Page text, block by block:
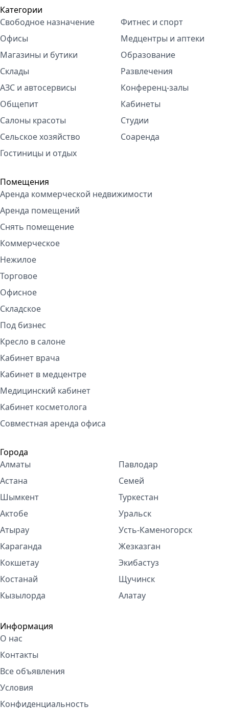
Категории
Свободное назначение
Офисы
Магазины и бутики
Склады
АЗС и автосервисы
Общепит
Салоны красоты
Сельское хозяйство
Гостиницы и отдых
Фитнес и спорт
Медцентры и аптеки
Образование
Развлечения
Конференц-залы
Кабинеты
Студии
Соаренда
Помещения
Аренда коммерческой недвижимости
Аренда помещений
Снять помещение
Коммерческое
Нежилое
Торговое
Офисное
Складское
Под бизнес
Кресло в салоне
Кабинет врача
Кабинет в медцентре
Медицинский кабинет
Кабинет косметолога
Совместная аренда офиса
Города
Алматы
Астана
Шымкент
Актобе
Атырау
Караганда
Кокшетау
Костанай
Кызылорда
Павлодар
Семей
Туркестан
Уральск
Усть-Каменогорск
Жезказган
Экибастуз
Щучинск
Алатау
Информация
О нас
Контакты
Все объявления
Условия
Конфиденциальность